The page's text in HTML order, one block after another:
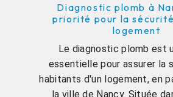
Diagnostic plomb à
priorité pour la
logement
Le diagnostic plomb est
essentielle pour assurer la
habitants d'un logement, en
la ville de Nancy. Située